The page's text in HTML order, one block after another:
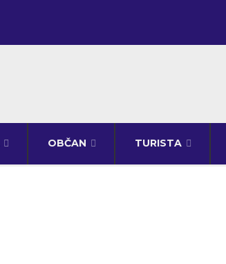
OBČAN TURISTA